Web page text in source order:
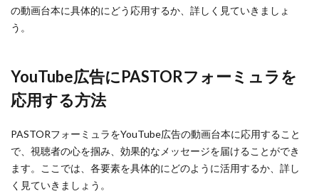
の動画台本に具体的にどう応用するか、詳しく見ていきましょ
う。
YouTube広告にPASTORフォーミュラを
応用する方法
PASTORフォーミュラをYouTube広告の動画台本に応用すること
で、視聴者の心を掴み、効果的なメッセージを届けることができ
ます。ここでは、各要素を具体的にどのように活用するか、詳し
く見ていきましょう。